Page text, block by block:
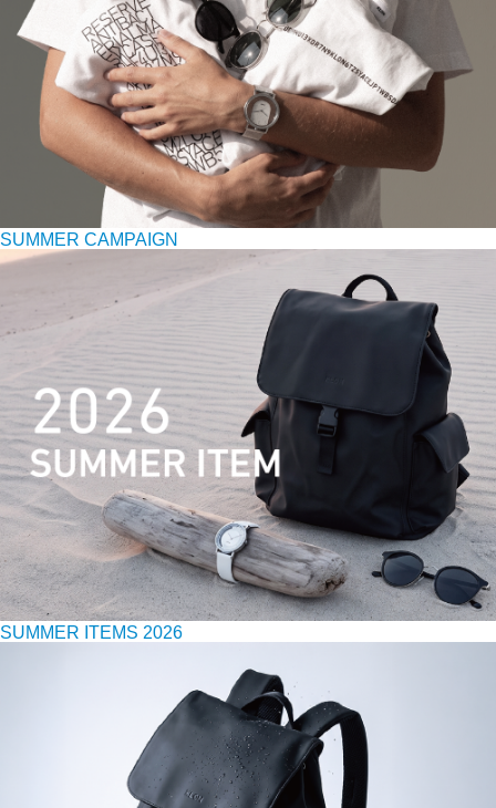
SUMMER CAMPAIGN
SUMMER ITEMS 2026